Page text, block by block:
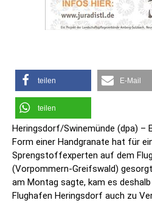
teilen E-Mail
teilen
Heringsdorf/Swinemünde (dpa) –
Form einer Handgranate hat für
Sprengstoffexperten auf dem
(Vorpommern-Greifswald)
am Montag sagte, kam es
Flughafen Heringsdorf auch zu